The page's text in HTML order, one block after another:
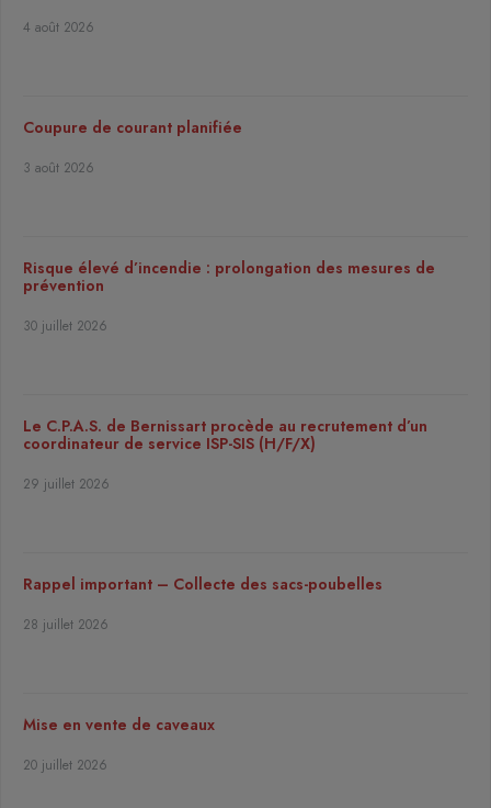
4 août 2026
Coupure de courant planifiée
3 août 2026
Risque élevé d’incendie : prolongation des mesures de
prévention
30 juillet 2026
Le C.P.A.S. de Bernissart procède au recrutement d’un
coordinateur de service ISP-SIS (H/F/X)
29 juillet 2026
Rappel important – Collecte des sacs-poubelles
28 juillet 2026
Mise en vente de caveaux
20 juillet 2026